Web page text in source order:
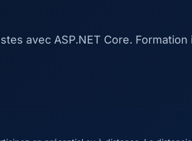
avec ASP.NET Core.